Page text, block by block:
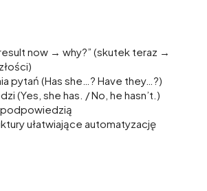
now → why?” (skutek teraz →
pytań (Has she…? Have they…?)
(Yes, she has. / No, he hasn’t.)
podpowiedzią
ułatwiające automatyzację